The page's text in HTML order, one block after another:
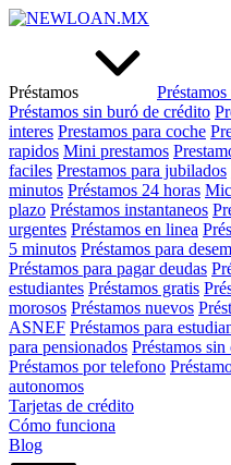
Préstamos
Préstamos sin buró de crédito
interes Prestamos para coche
rapidos Mini prestamos
faciles Prestamos para jubilados
minutos Préstamos 24 horas
plazo Préstamos instantaneos
urgentes Préstamos en linea
5 minutos Préstamos para
Préstamos para pagar deudas
estudiantes Préstamos gratis
morosos Préstamos nuevos
ASNEF Préstamos para
para pensionados Préstamos
Préstamos por telefono
autonomos
Tarjetas de crédito
Cómo funciona
Blog